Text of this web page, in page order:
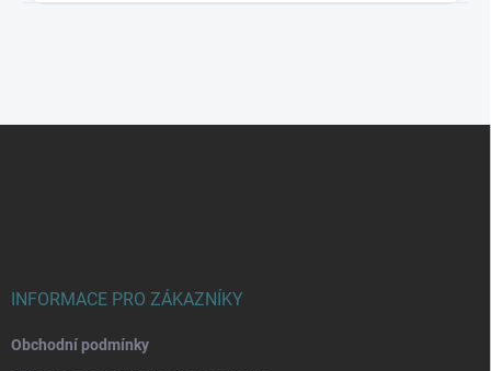
INFORMACE PRO ZÁKAZNÍKY
Obchodní podmínky